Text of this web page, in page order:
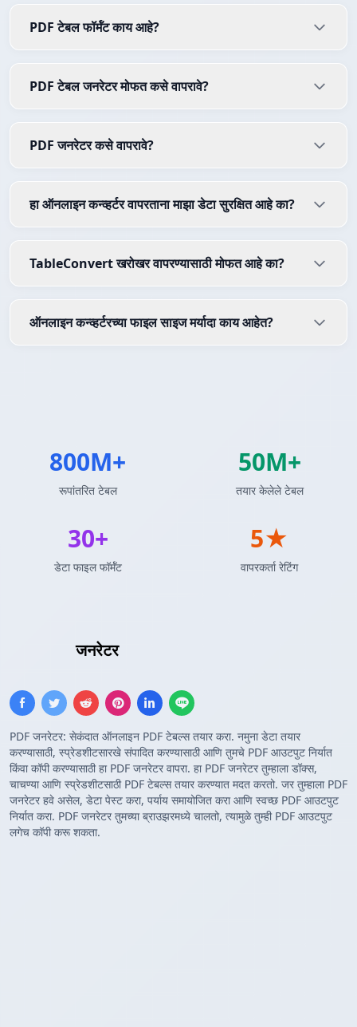
जनरेटर
PDF जनरेटर: सेकंदात ऑनलाइन PDF टेबल्स तयार करा. नमुना डेटा तयार
करण्यासाठी, स्प्रेडशीटसारखे संपादित करण्यासाठी आणि तुमचे PDF आउटपुट निर्यात
किंवा कॉपी करण्यासाठी हा PDF जनरेटर वापरा. हा PDF जनरेटर तुम्हाला डॉक्स,
चाचण्या आणि स्प्रेडशीटसाठी PDF टेबल्स तयार करण्यात मदत करतो. जर तुम्हाला PDF
जनरेटर हवे असेल, डेटा पेस्ट करा, पर्याय समायोजित करा आणि स्वच्छ PDF आउटपुट
निर्यात करा. PDF जनरेटर तुमच्या ब्राउझरमध्ये चालतो, त्यामुळे तुम्ही PDF आउटपुट
लगेच कॉपी करू शकता.
PDF टेबल फॉर्मॅट काय आहे?
PDF टेबल जनरेटर मोफत कसे वापरावे?
PDF जनरेटर कसे वापरावे?
हा ऑनलाइन कन्व्हर्टर वापरताना माझा डेटा सुरक्षित आहे का?
TableConvert खरोखर वापरण्यासाठी मोफत आहे का?
ऑनलाइन कन्व्हर्टरच्या फाइल साइज मर्यादा काय आहेत?
800M+
रूपांतरित टेबल
50M+
तयार केलेले टेबल
30+
डेटा फाइल फॉर्मॅट
5★
वापरकर्ता रेटिंग